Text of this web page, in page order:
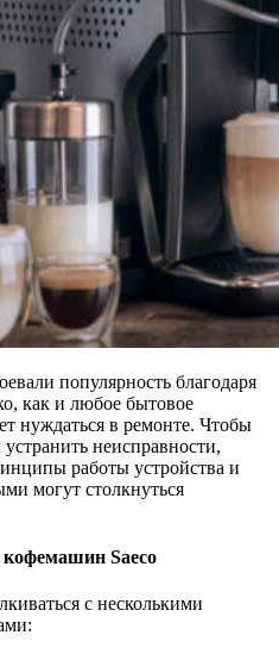
популярность благодаря
как и любое бытовое
нуждаться в ремонте. Чтобы
неисправности,
работы устройства и
могут столкнуться
Saeco
с несколькими